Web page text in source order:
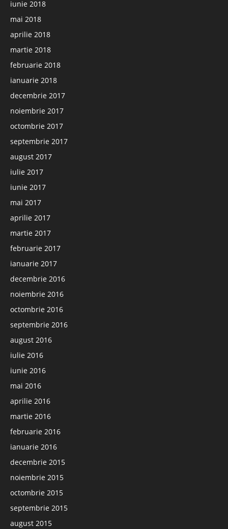
iunie 2018
mai 2018
aprilie 2018
martie 2018
februarie 2018
ianuarie 2018
decembrie 2017
noiembrie 2017
octombrie 2017
septembrie 2017
august 2017
iulie 2017
iunie 2017
mai 2017
aprilie 2017
martie 2017
februarie 2017
ianuarie 2017
decembrie 2016
noiembrie 2016
octombrie 2016
septembrie 2016
august 2016
iulie 2016
iunie 2016
mai 2016
aprilie 2016
martie 2016
februarie 2016
ianuarie 2016
decembrie 2015
noiembrie 2015
octombrie 2015
septembrie 2015
august 2015